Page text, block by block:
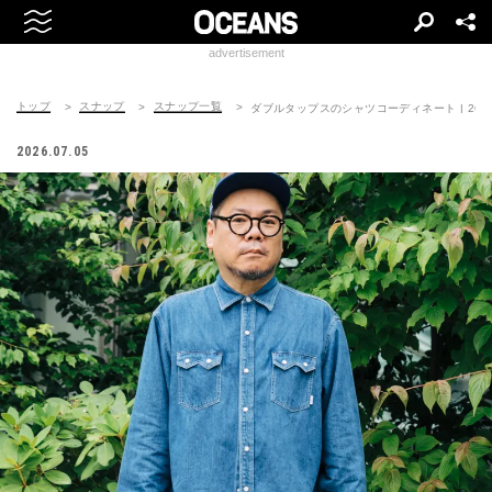
advertisement
トップ スナップ スナップ一覧 ダブルタップスのシャツコーディネート |
2026.07.05